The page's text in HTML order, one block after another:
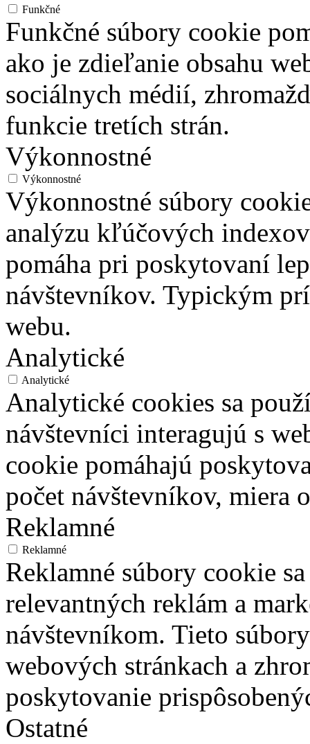
Funkčné
Funkčné súbory cookie
ako je zdieľanie obsahu
sociálnych médií,
funkcie tretích strán.
Výkonnostné
Výkonnostné
Výkonnostné súbory
analýzu kľúčových
pomáha pri poskytovaní
návštevníkov. Typickým
webu.
Analytické
Analytické
Analytické cookies sa
návštevníci interagujú s
cookie pomáhajú
počet návštevníkov, miera
Reklamné
Reklamné
Reklamné súbory cookie
relevantných reklám a
návštevníkom. Tieto
webových stránkach a
poskytovanie
Ostatné